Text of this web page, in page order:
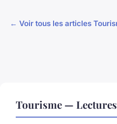
← Voir tous les articles
Tourisme —